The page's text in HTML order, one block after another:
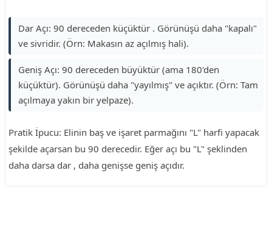
Dar Açı: 90 dereceden küçüktür . Görünüşü daha "kapalı"
ve sivridir. (Örn: Makasın az açılmış hali).
Geniş Açı: 90 dereceden büyüktür (ama 180'den
küçüktür). Görünüşü daha "yayılmış" ve açıktır. (Örn: Tam
açılmaya yakın bir yelpaze).
Pratik İpucu: Elinin baş ve işaret parmağını "L" harfi yapacak
şekilde açarsan bu 90 derecedir. Eğer açı bu "L" şeklinden
daha darsa dar , daha genişse geniş açıdır.